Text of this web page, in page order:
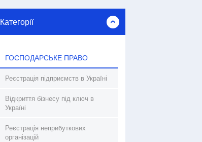
Категорії
ГОСПОДАРСЬКЕ ПРАВО
Реєстрація підприємств в Україні
Відкриття бізнесу під ключ в
Україні
Реєстрація неприбуткових
організацій